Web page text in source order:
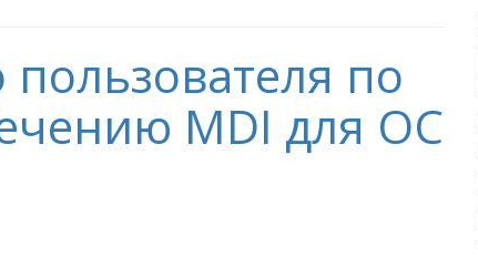
пользователя по
MDI для ОС